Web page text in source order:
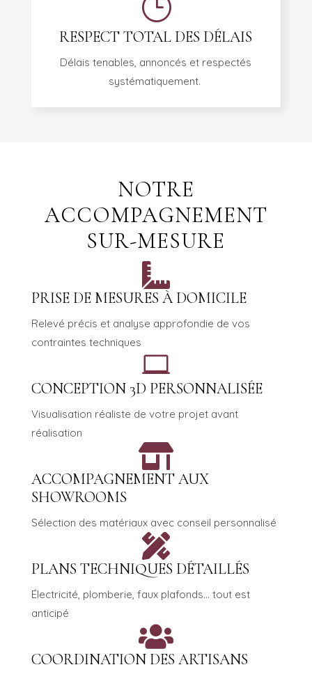
}
RESPECT TOTAL DES DÉLAIS
Délais tenables, annoncés et respectés
systématiquement.
NOTRE
ACCOMPAGNEMENT
SUR-MESURE

PRISE DE MESURES À DOMICILE
Relevé précis et analyse approfondie de vos
contraintes techniques

CONCEPTION 3D PERSONNALISÉE
Visualisation réaliste de votre projet avant
réalisation

ACCOMPAGNEMENT AUX
SHOWROOMS
Sélection des matériaux avec conseil personnalisé

PLANS TECHNIQUES DÉTAILLÉS
Électricité, plomberie, faux plafonds... tout est
anticipé

COORDINATION DES ARTISANS